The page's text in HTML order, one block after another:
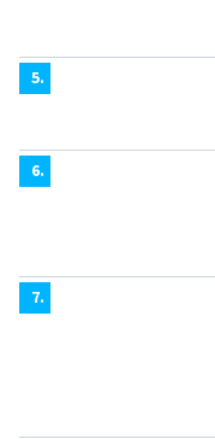
5.
6.
7.